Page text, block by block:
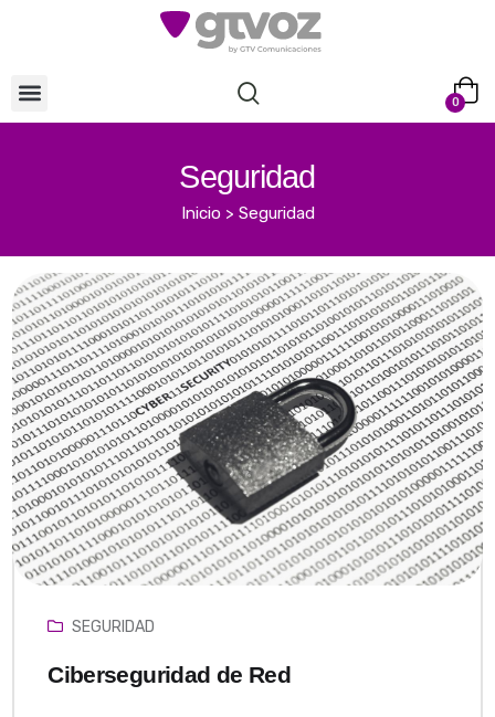
0
Seguridad
Inicio> Seguridad
SEGURIDAD
Ciberseguridad de Red